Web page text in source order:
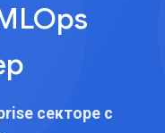
секторе с